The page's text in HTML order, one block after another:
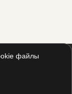
файлы